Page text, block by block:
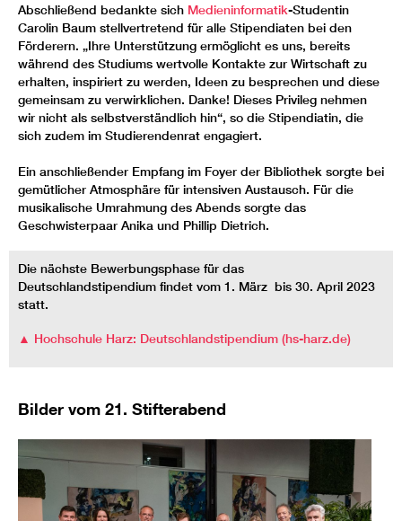
Abschließend bedankte sich Medieninformatik-Studentin
Carolin Baum stellvertretend für alle Stipendiaten bei den
Förderern. „Ihre Unterstützung ermöglicht es uns, bereits
während des Studiums wertvolle Kontakte zur Wirtschaft zu
erhalten, inspiriert zu werden, Ideen zu besprechen und diese
gemeinsam zu verwirklichen. Danke! Dieses Privileg nehmen
wir nicht als selbstverständlich hin“, so die Stipendiatin, die
sich zudem im Studierendenrat engagiert.
Ein anschließender Empfang im Foyer der Bibliothek sorgte bei
gemütlicher Atmosphäre für intensiven Austausch. Für die
musikalische Umrahmung des Abends sorgte das
Geschwisterpaar Anika und Phillip Dietrich.
Die nächste Bewerbungsphase für das
Deutschlandstipendium findet vom 1. März bis 30. April 2023
statt.
▲ Hochschule Harz: Deutschlandstipendium (hs-harz.de)
Bilder vom 21. Stifterabend